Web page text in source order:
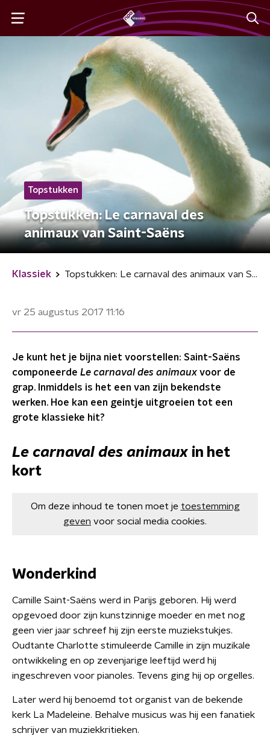
Topstukken
Topstukken: Le carnaval des
animaux van Saint-Saëns
Klassiek Topstukken: Le carnaval des animaux van Saint-Saëns
vr 25 augustus 2017 11:16
Je kunt het je bijna niet voorstellen: Saint-Saëns
componeerde Le carnaval des animaux voor de
grap. Inmiddels is het een van zijn bekendste
werken. Hoe kan een geintje uitgroeien tot een
grote klassieke hit?
Le carnaval des animaux in het
kort
Om deze inhoud te tonen moet je toestemming
geven voor social media cookies.
Wonderkind
Camille Saint-Saëns werd in Parijs geboren. Hij werd
opgevoed door zijn kunstzinnige moeder en met nog
geen vier jaar schreef hij zijn eerste muziekstukjes.
Oudtante Charlotte stimuleerde Camille in zijn muzikale
ontwikkeling en op zevenjarige leeftijd werd hij
ingeschreven voor pianoles. Tevens ging hij op orgelles.
Later werd hij benoemd tot organist van de bekende
kerk La Madeleine. Behalve musicus was hij een fanatiek
schrijver van muziekkritieken.